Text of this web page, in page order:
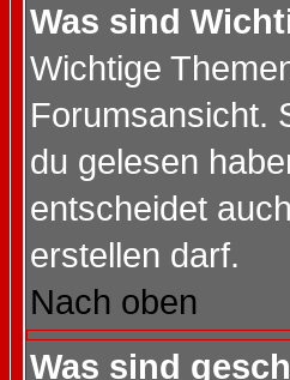
Was sind
Wichtige
Forumsansicht.
du gelesen
entscheidet
erstellen darf.
Nach oben
Was sind